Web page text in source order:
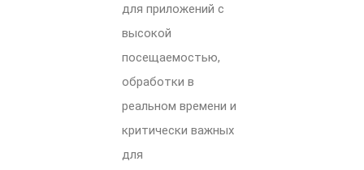
для приложений с
высокой
посещаемостью,
обработки в
реальном времени и
критически важных
для